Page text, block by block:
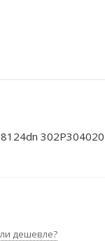
302P304020
дешевле?